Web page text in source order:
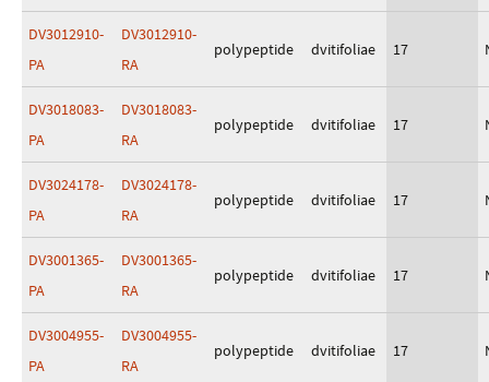
DV3012910-
PA
DV3012910-
RA
polypeptide dvitifoliae 17
DV3018083-
PA
DV3018083-
RA
polypeptide dvitifoliae 17
DV3024178-
PA
DV3024178-
RA
polypeptide dvitifoliae 17
DV3001365-
PA
DV3001365-
RA
polypeptide dvitifoliae 17
DV3004955-
PA
DV3004955-
RA
polypeptide dvitifoliae 17